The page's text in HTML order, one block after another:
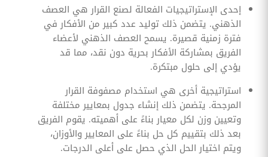
إحدى الإستراتيجيات الفعالة لصنع القرار هي العصف
الذهني. يتضمن ذلك توليد عدد كبير من الأفكار في
فترة زمنية قصيرة. يسمح العصف الذهني لأعضاء
الفريق بمشاركة الأفكار بحرية دون نقد، مما قد
يؤدي إلى حلول مبتكرة.
استراتيجية أخرى هي استخدام مصفوفة القرار
المرجحة. يتضمن ذلك إنشاء جدول بمعايير مختلفة
وتعيين وزن لكل معيار بناءً على أهميته. يقوم الفريق
بعد ذلك بتقييم كل حل بناءً على المعايير والأوزان،
ويتم اختيار الحل الذي حصل على أعلى الدرجات.